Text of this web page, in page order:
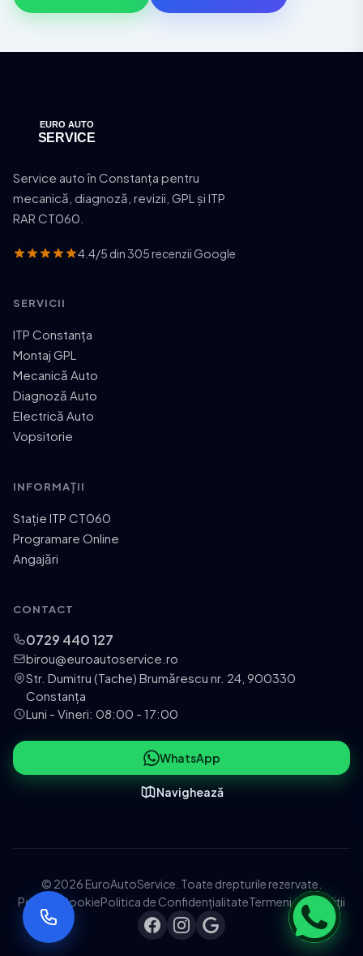
Service auto în Constanța pentru
mecanică, diagnoză, revizii, GPL și ITP
RAR CT060.
4.4/5 din 305 recenzii Google
SERVICII
ITP Constanța
Montaj GPL
Mecanică Auto
Diagnoză Auto
Electrică Auto
Vopsitorie
INFORMAȚII
Stație ITP CT060
Programare Online
Angajări
CONTACT
0729 440 127
birou@euroautoservice.ro
Str. Dumitru (Tache) Brumărescu nr. 24, 900330
Constanța
Luni - Vineri: 08:00 - 17:00
WhatsApp
Navighează
© 2026 EuroAutoService. Toate drepturile rezervate.
Politica CookiePolitica de ConfidențialitateTermeni și Condiții